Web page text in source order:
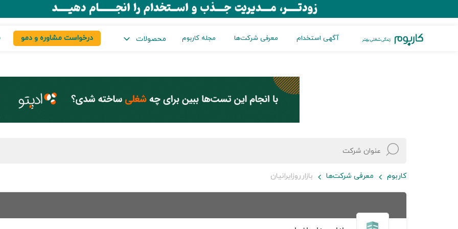
آگهی استخدام معرفی شرکت‌ها مجله کاربوم محصولات درخواست مشاوره و دمو
کاربوم معرفی شرکت‌ها بازارروزایرانیان